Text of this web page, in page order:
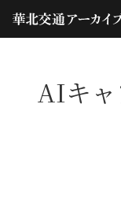
AIキ